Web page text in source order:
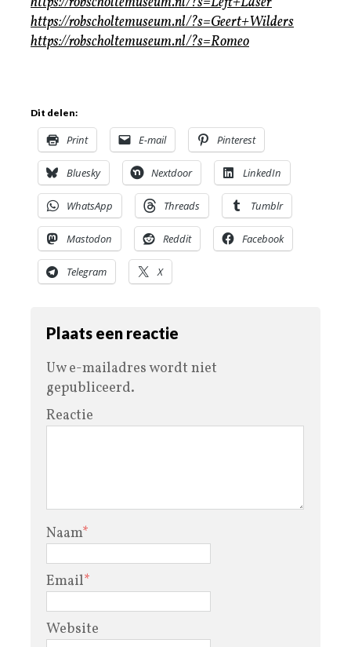
https://robscholtemuseum.nl/?s=Geert+Wilders
https://robscholtemuseum.nl/?s=Romeo
Dit delen:
Print E-mail Pinterest
Bluesky Nextdoor LinkedIn
WhatsApp Threads Tumblr
Mastodon Reddit Facebook
Telegram X
Plaats een reactie
Uw e-mailadres wordt niet
gepubliceerd.
Reactie
Naam*
Email*
Website